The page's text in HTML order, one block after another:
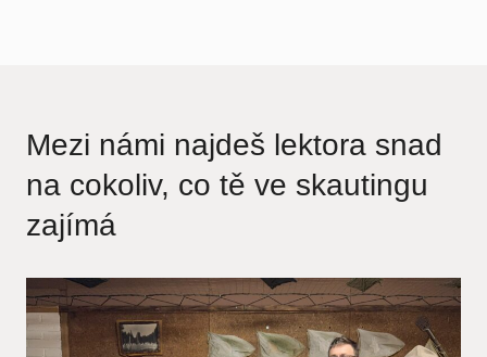
Mezi námi najdeš lektora snad
na cokoliv, co tě ve skautingu
zajímá